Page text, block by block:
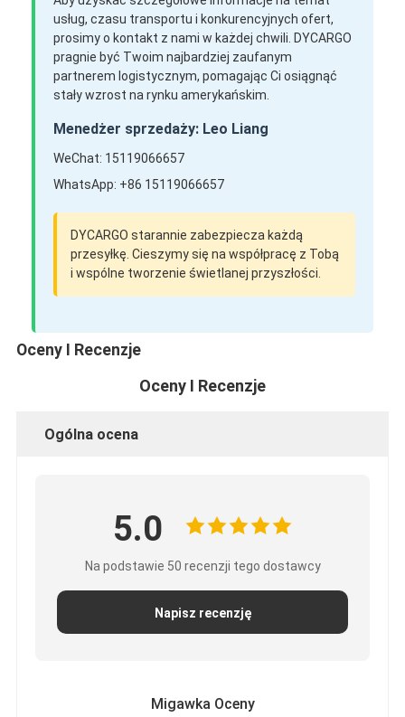
usług, czasu transportu i konkurencyjnych ofert,
prosimy o kontakt z nami w każdej chwili. DYCARGO
pragnie być Twoim najbardziej zaufanym
partnerem logistycznym, pomagając Ci osiągnąć
stały wzrost na rynku amerykańskim.
Menedżer sprzedaży: Leo Liang
WeChat: 15119066657
WhatsApp: +86 15119066657
DYCARGO starannie zabezpiecza każdą
przesyłkę. Cieszymy się na współpracę z Tobą
i wspólne tworzenie świetlanej przyszłości.
Oceny I Recenzje
Oceny I Recenzje
Ogólna ocena
5.0
Na podstawie 50 recenzji tego dostawcy
Napisz recenzję
Migawka Oceny